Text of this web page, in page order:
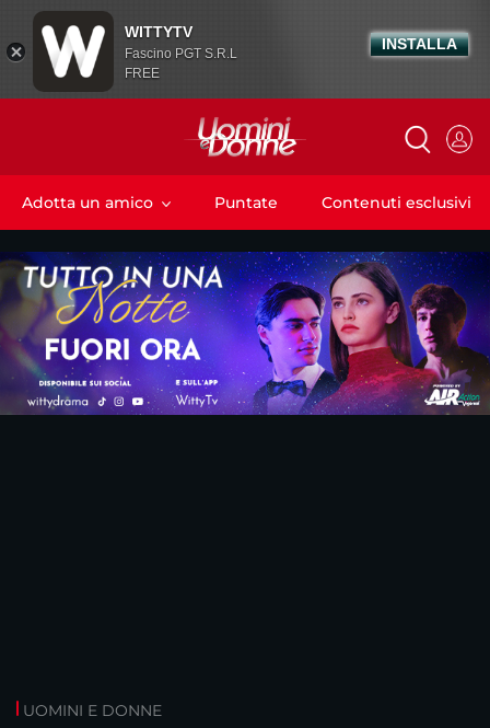
Adotta un amico Puntate Contenuti esclusivi
UOMINI E DONNE
WITTYTV
Fascino PGT S.R.L
FREE
INSTALLA